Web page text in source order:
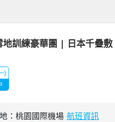
地訓練豪華團 | 日本千疊敷
)
：桃園國際機場 航班資訊